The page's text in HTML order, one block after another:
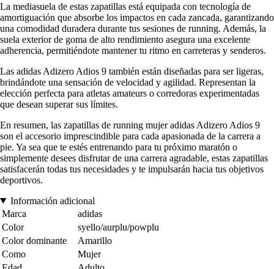
La mediasuela de estas zapatillas está equipada con tecnología de
amortiguación que absorbe los impactos en cada zancada, garantizando
una comodidad duradera durante tus sesiones de running. Además, la
suela exterior de goma de alto rendimiento asegura una excelente
adherencia, permitiéndote mantener tu ritmo en carreteras y senderos.
Las adidas Adizero Adios 9 también están diseñadas para ser ligeras,
brindándote una sensación de velocidad y agilidad. Representan la
elección perfecta para atletas amateurs o corredoras experimentadas
que desean superar sus límites.
En resumen, las zapatillas de running mujer adidas Adizero Adios 9
son el accesorio imprescindible para cada apasionada de la carrera a
pie. Ya sea que te estés entrenando para tu próximo maratón o
simplemente desees disfrutar de una carrera agradable, estas zapatillas
satisfacerán todas tus necesidades y te impulsarán hacia tus objetivos
deportivos.
Información adicional
Marca
adidas
Color
syello/aurplu/powplu
Color dominante
Amarillo
Como
Mujer